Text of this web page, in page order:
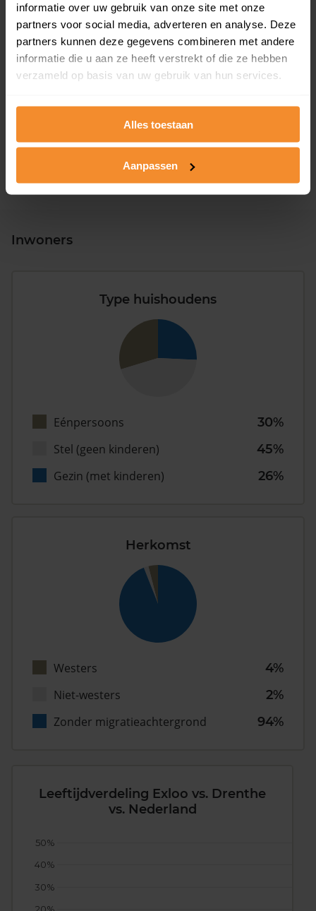
informatie over uw gebruik van onze site met onze
partners voor social media, adverteren en analyse. Deze
partners kunnen deze gegevens combineren met andere
informatie die u aan ze heeft verstrekt of die ze hebben
verzameld op basis van uw gebruik van hun services.
Alles toestaan
Aanpassen
T/m 1945
22%
1946 - 1980
46%
Inwoners
Type huishoudens
Eénpersoons
30%
Stel (geen kinderen)
45%
Gezin (met kinderen)
26%
Herkomst
Westers
4%
Niet-westers
2%
Zonder migratieachtergrond
94%
Leeftijdverdeling Exloo vs. Drenthe
vs. Nederland
30%
40%
50%